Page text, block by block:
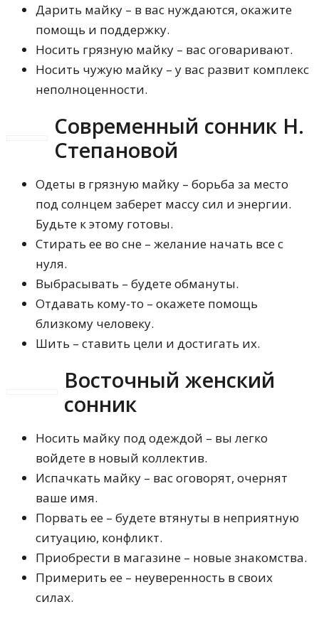
Дарить майку – в вас нуждаются, окажите
помощь и поддержку.
Носить грязную майку – вас оговаривают.
Носить чужую майку – у вас развит комплекс
неполноценности.
Современный сонник Н.
Степановой
Одеты в грязную майку – борьба за место
под солнцем заберет массу сил и энергии.
Будьте к этому готовы.
Стирать ее во сне – желание начать все с
нуля.
Выбрасывать – будете обмануты.
Отдавать кому-то – окажете помощь
близкому человеку.
Шить – ставить цели и достигать их.
Восточный женский
сонник
Носить майку под одеждой – вы легко
войдете в новый коллектив.
Испачкать майку – вас оговорят, очернят
ваше имя.
Порвать ее – будете втянуты в неприятную
ситуацию, конфликт.
Приобрести в магазине – новые знакомства.
Примерить ее – неуверенность в своих
силах.